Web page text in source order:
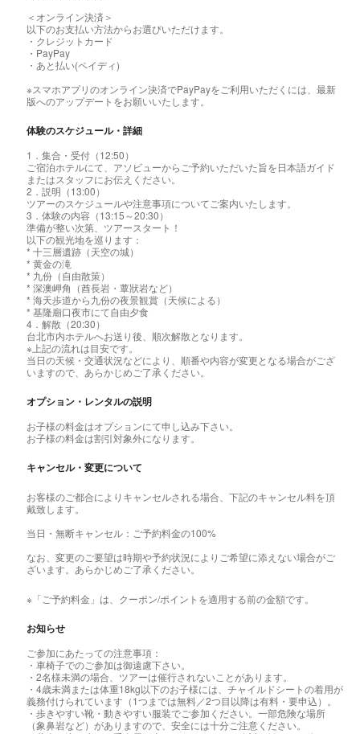
＜オンライン決済＞
以下のお支払い方法からお選びいただけます。
・クレジットカード
・PayPay
・あと払い(ペイディ)
※スマホアプリのオンライン決済でPayPayをご利用いただくには、最新
版へのアップデートをお願いいたします。
体験のスケジュール・詳細
1．集合・受付（12:50）
ご宿泊ホテルにて、アソビューからご予約いただいた旨を日本語ガイド
またはスタッフにお伝えください。
2．説明（13:00）
ツアーのスケジュールや注意事項についてご案内いたします。
3．体験の内容（13:15～20:30）
準備が整い次第、ツアースタート！
以下の観光地を巡ります：
* 十三層遺跡（天空の城）
* 黄金の滝
* 九份（自由散策）
* 深澳岬角（酋長岩・蕈狀岩など）
* 海天歩道から九份の夜景観賞（天候による）
* 基隆廟口夜市にて自由夕食
4．解散（20:30）
台北市内ホテルへお送り後、順次解散となります。
※上記の流れは目安です。
当日の天候・交通状況などにより、順番や内容が変更となる場合がござ
いますので、あらかじめご了承ください。
オプション・レンタルの説明
お子様の料金はオプションにて申し込み下さい。
お子様の料金は割引対象外になります。
キャンセル・変更について
お客様のご都合によりキャンセルされる場合、下記のキャンセル料を頂
戴致します。
当日・無断キャンセル：ご予約料金の100%
なお、変更のご要望は時期や予約状況によりご希望に添えない場合がご
ざいます。あらかじめご了承ください。
※「ご予約料金」は、クーポン/ポイントを適用する前の金額です。
お知らせ
ご参加にあたっての注意事項：
・車椅子でのご参加は御遠慮下さい。
・2名様未満の場合、ツアーは催行されないことがあります。
・4歳未満または体重18kg以下のお子様には、チャイルドシートの着用が
義務付けられています（1つまでは無料／2つ目以降は有料・要申込）。
・歩きやすい靴・動きやすい服装でご参加ください。一部危険な場所
（象鼻岩など）がありますので、安全には十分ご注意ください。